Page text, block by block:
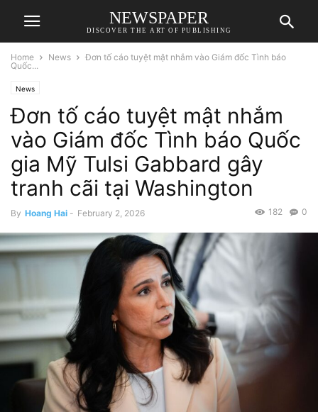
NEWSPAPER
DISCOVER THE ART OF PUBLISHING
Home News
Đơn tố cáo tuyệt mật nhắm vào Giám đốc Tình báo
Quốc...
News
Đơn tố cáo tuyệt mật nhắm
vào Giám đốc Tình báo Quốc
gia Mỹ Tulsi Gabbard gây
tranh cãi tại Washington
By Hoang Hai - February 2, 2026 0
182